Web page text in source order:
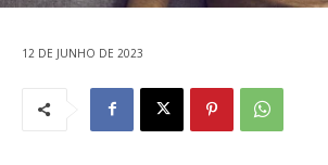
12 DE JUNHO DE 2023